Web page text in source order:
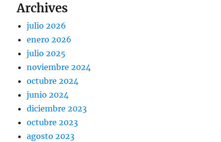
Archives
julio 2026
enero 2026
julio 2025
noviembre 2024
octubre 2024
junio 2024
diciembre 2023
octubre 2023
agosto 2023